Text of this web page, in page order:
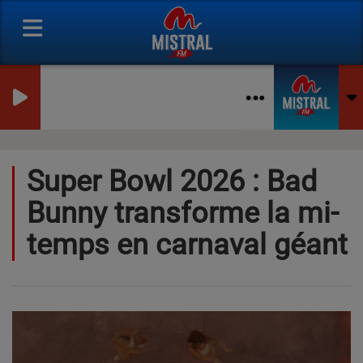
Super Bowl 2026 : Bad
Bunny transforme la mi-
temps en carnaval géant